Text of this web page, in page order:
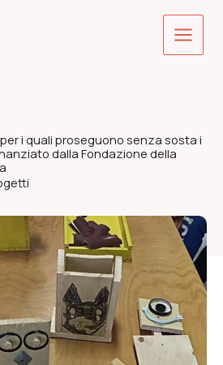
Main
Menu
i quali proseguono senza sosta i
dalla Fondazione della